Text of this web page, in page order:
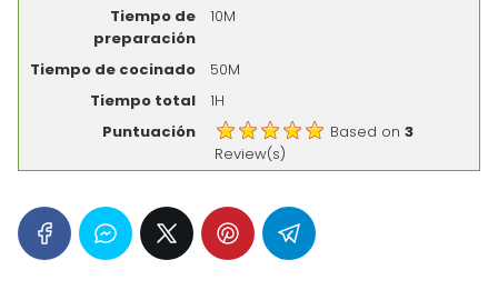
Tiempo de
preparación
10M
Tiempo de cocinado
50M
Tiempo total
1H
Puntuación
Based on3
Review(s)